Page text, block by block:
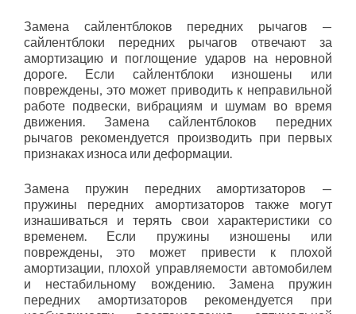
Замена сайлентблоков передних рычагов —
сайлентблоки передних рычагов отвечают за
амортизацию и поглощение ударов на неровной
дороге. Если сайлентблоки изношены или
повреждены, это может приводить к неправильной
работе подвески, вибрациям и шумам во время
движения. Замена сайлентблоков передних
рычагов рекомендуется производить при первых
признаках износа или деформации.
Замена пружин передних амортизаторов —
пружины передних амортизаторов также могут
изнашиваться и терять свои характеристики со
временем. Если пружины изношены или
повреждены, это может привести к плохой
амортизации, плохой управляемости автомобилем
и нестабильному вождению. Замена пружин
передних амортизаторов рекомендуется при